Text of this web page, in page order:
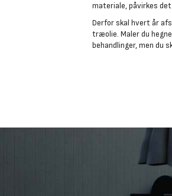
materiale, påvirkes
Derfor skal hvert år
træolie. Maler du
behandlinger, men du